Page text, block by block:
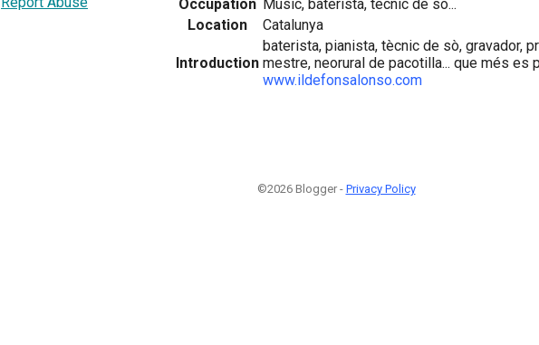
Occupation Músic, baterista, tecnic de so...
Location
Catalunya
Introduction
baterista, pianista, tècnic de sò, gravador,
mestre, neorural de pacotilla... que més es
www.ildefonsalonso.com
©2026 Blogger - Privacy Policy